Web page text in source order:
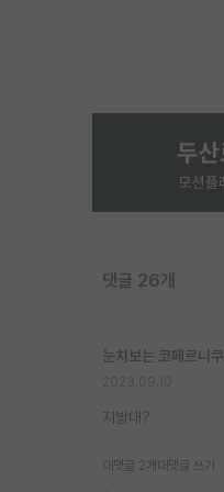
댓글 26개
눈치보는 코페르니
지방대?
대댓글 2개 대댓글 쓰기